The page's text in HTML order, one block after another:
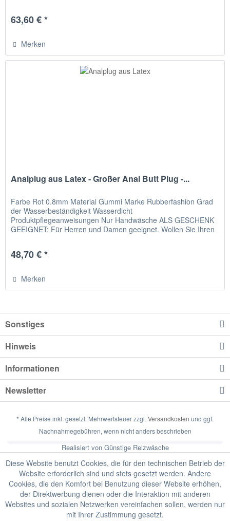
63,60 € *
Merken
Analplug aus Latex - Großer Anal Butt Plug -...
Farbe Rot 0.8mm Material Gummi Marke Rubberfashion Grad
der Wasserbeständigkeit Wasserdicht
Produktpflegeanweisungen Nur Handwäsche ALS GESCHENK
GEEIGNET: Für Herren und Damen geeignet. Wollen Sie Ihren
48,70 € *
Merken
Sonstiges
Hinweis
Informationen
Newsletter
* Alle Preise inkl. gesetzl. Mehrwertsteuer zzgl.Versandkosten und ggf.
Nachnahmegebühren, wenn nicht anders beschrieben
Realisiert von Günstige Reizwäsche
Diese Website benutzt Cookies, die für den technischen Betrieb der
Website erforderlich sind und stets gesetzt werden. Andere
Cookies, die den Komfort bei Benutzung dieser Website erhöhen,
der Direktwerbung dienen oder die Interaktion mit anderen
Websites und sozialen Netzwerken vereinfachen sollen, werden nur
mit Ihrer Zustimmung gesetzt.